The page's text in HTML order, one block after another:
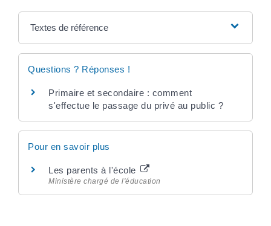
Textes de référence
Questions ? Réponses !
Primaire et secondaire : comment
s'effectue le passage du privé au public ?
Pour en savoir plus
Les parents à l'école
Ministère chargé de l'éducation